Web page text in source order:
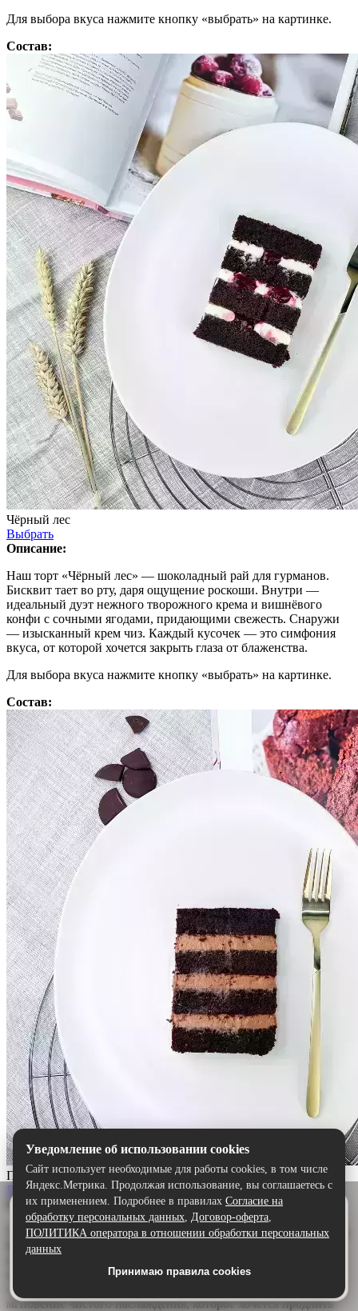
Для выбора вкуса нажмите кнопку «выбрать» на картинке.
Состав:
Чёрный лес
Выбрать
Описание:
Наш торт «Чёрный лес» — шоколадный рай для гурманов.
Бисквит тает во рту, даря ощущение роскоши. Внутри —
идеальный дуэт нежного творожного крема и вишнёвого
конфи с сочными ягодами, придающими свежесть. Снаружи
— изысканный крем чиз. Каждый кусочек — это симфония
вкуса, от которой хочется закрыть глаза от блаженства.
Для выбора вкуса нажмите кнопку «выбрать» на картинке.
Состав:
Прага
Выбрать
Описание:
Торт «Прага» — шоколадный шедевр для истинных гурманов.
Воздушный бисквит, щедро пропитанный ароматным
нежный сливочно-шоколадный крем обволакивает язык,
создавая идеальную гармонию. Каждый кусочек — это
мгновение чистого наслаждения, которое хочется продлить
Удобнее в приложении
Скачайте приложение — быстрее и комфортнее,
чем через сайт.
Скачать в Google Play
Уведомление об использовании cookies
Сайт использует необходимые для работы cookies, в том числе
Яндекс.Метрика. Продолжая использование, вы соглашаетесь с
их применением. Подробнее в правилах Согласие на
обработку персональных данных, Договор-оферта,
ПОЛИТИКА оператора в отношении обработки персональных
данных
Принимаю правила cookies